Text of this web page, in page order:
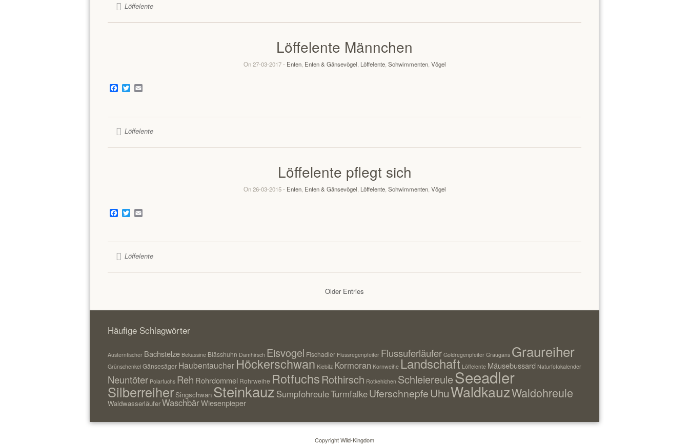
Löffelente
Löffelente Männchen
On 27-03-2017 - Enten, Enten & Gänsevögel Löffelente, Schwimmenten, Vögel
Facebook
TwitterEmail
Löffelente
Löffelente pflegt sich
On 26-03-2015 - Enten, Enten & Gänsevögel Löffelente, Schwimmenten, Vögel
Facebook
TwitterEmail
Löffelente
Older Entries
Häufige Schlagwörter
Austernfischer Bachstelze Bekassine Blässhuhn Damhirsch Eisvogel Fischadler Flussregenpfeifer Flussuferläufer Goldregenpfeifer Graugans Graureiher
Grünschenkel Gänsesäger Haubentaucher Höckerschwan Kiebitz Kormoran Kornweihe Landschaft Löffelente Mäusebussard Naturfotokalender
Neuntöter Polarfuchs Reh Rohrdommel Rohrweihe Rotfuchs Rothirsch Rotkehlchen SchleiereuleSeeadler
Silberreiher Singschwan Steinkauz SumpfohreuleTurmfalkeUferschnepfeUhuWaldkauzWaldohreule
WaldwasserläuferWaschbärWiesenpieper
Copyright Wild-Kingdom